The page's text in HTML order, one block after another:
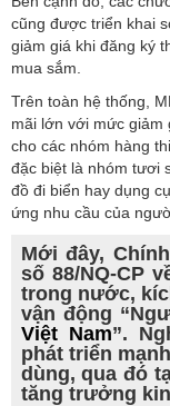
cũng được triển khai
giảm giá khi đăng ký
mua sắm.
Trên toàn hệ thống,
mãi lớn với mức giảm
cho các nhóm hàng
đặc biệt là nhóm tươi
đồ đi biển hay dụng
ứng nhu cầu của
Mới đây,
số 88/NQ-CP
trong nước,
vận động
Việt Nam”.
phát triển
dùng, qua đó
tăng trưởng